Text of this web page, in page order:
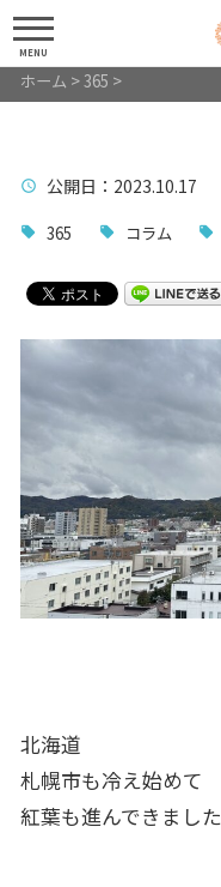
MENU
ホーム >365 >
公開日 ：2023.10.17
365 コラム
北海道
札幌市も冷え始めて
紅葉も進んできました